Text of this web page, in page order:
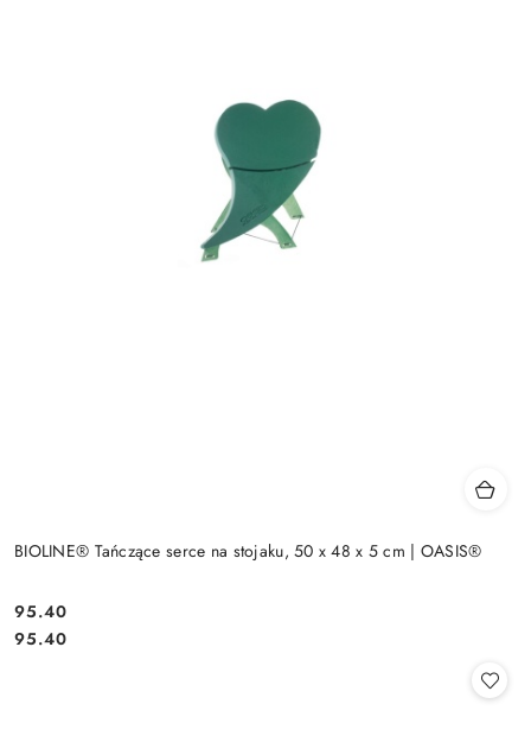
BIOLINE® Tańczące serce na stojaku, 50 x 48 x 5 cm | OASIS®
Cena:
95.40
Cena:
95.40